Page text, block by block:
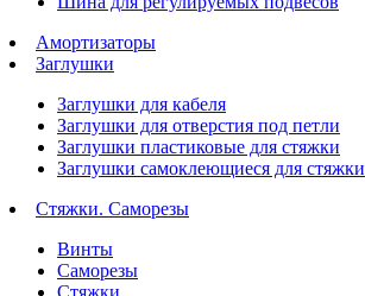
Амортизаторы
Заглушки
Заглушки для кабеля
Заглушки для отверстия под петли
Заглушки пластиковые для стяжки
Заглушки самоклеющиеся для стяжки
Стяжки. Саморезы
Винты
Саморезы
Стяжки